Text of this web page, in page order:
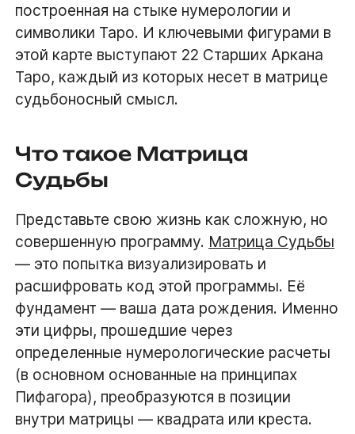
построенная на стыке нумерологии и
символики Таро. И ключевыми фигурами в
этой карте выступают 22 Старших Аркана
Таро, каждый из которых несет в матрице
судьбоносный смысл.
Что такое Матрица
Судьбы
Представьте свою жизнь как сложную, но
совершенную программу. Матрица Судьбы
— это попытка визуализировать и
расшифровать код этой программы. Её
фундамент — ваша дата рождения. Именно
эти цифры, прошедшие через
определенные нумерологические расчеты
(в основном основанные на принципах
Пифагора), преобразуются в позиции
внутри матрицы — квадрата или креста.